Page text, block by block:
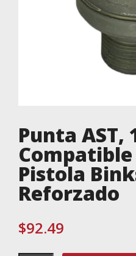
Punta AST,
Pistola
Reforzado
$92.49